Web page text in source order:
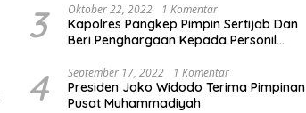
3 Oktober 22, 2022 1 Komentar
Kapolres Pangkep Pimpin Sertijab Dan
Beri Penghargaan Kepada Personil
4 September 17, 2022 1 Komentar
Presiden Joko Widodo Terima Pimpinan
Pusat Muhammadiyah